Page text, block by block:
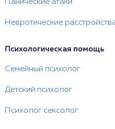
Панические атаки
Невротические
Психологическая помощь
Семейный психолог
Детский психолог
Психолог сексолог